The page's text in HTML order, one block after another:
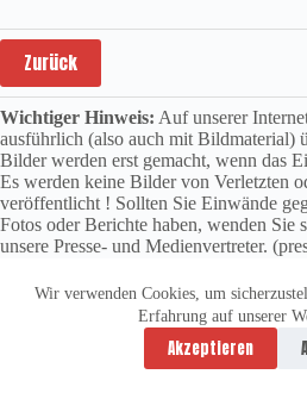
Wir verwenden Cookies, um
Erfahrung auf unserer
Akzeptieren
Zurück
Wichtiger Hinweis: Auf unserer
ausführlich (also auch mit Bildmaterial)
Bilder werden erst gemacht, wenn das
Es werden keine Bilder von Verletzten
veröffentlicht ! Sollten Sie Einwände
Fotos oder Berichte haben, wenden Sie
unsere Presse- und Medienvertreter.
Datenschutzerklärung
Copyright © 2026 -